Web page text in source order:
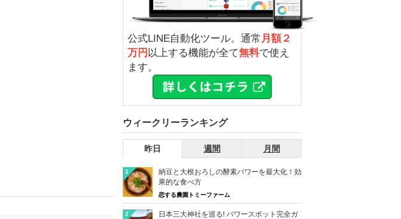
公式LINE自動化ツール。通常 月額２
万円 以上する機能が全て無料で使え
ます。
ウィークリーランキング
昨日 週間 月間
1
納豆と大根おろしの酵素パワーを最大化！効
果的な食べ方
恋する農園トミーファーム
2
日本三大神社を巡る! パワースポット完全ガ